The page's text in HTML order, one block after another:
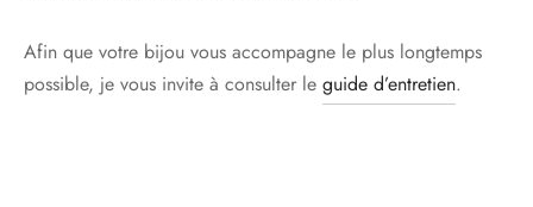
Afin que votre bijou vous accompagne le plus longtemps
possible, je vous invite à consulter le guide d’entretien.